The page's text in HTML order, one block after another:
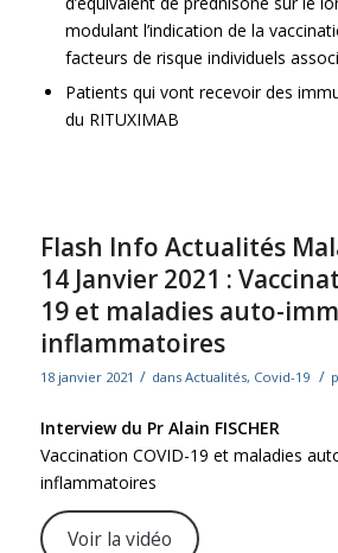
modulant l’indication de la
facteurs de risque individuels
Patients qui vont recevoir des
du RITUXIMAB
Flash Info Actualités
14 Janvier 2021 :
19 et maladies auto-
inflammatoires
18 janvier 2021 / dans Actualités, Covid-19 /
Interview du Pr Alain FISCHER
Vaccination COVID-19 et maladies
inflammatoires
Voir la vidéo